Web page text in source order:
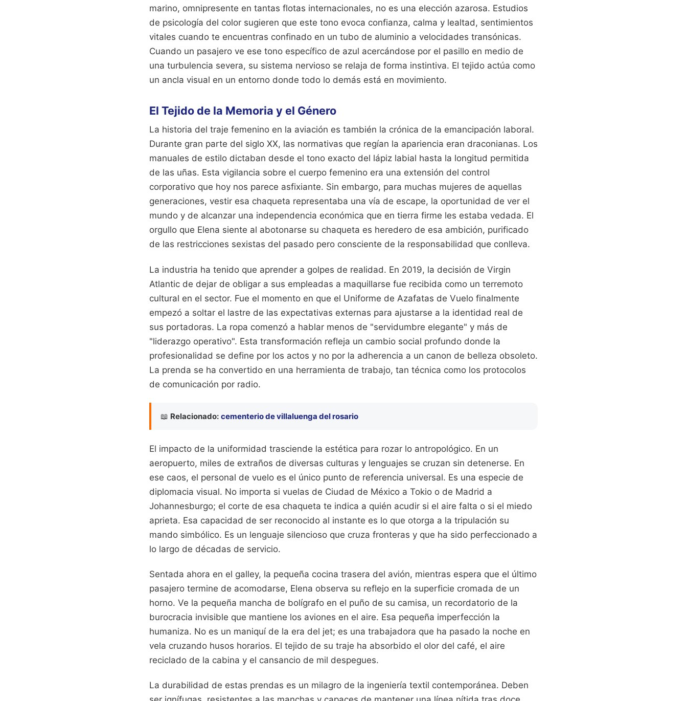
marino, omnipresente en tantas flotas internacionales, no es una elección azarosa. Estudios
de psicología del color sugieren que este tono evoca confianza, calma y lealtad, sentimientos
vitales cuando te encuentras confinado en un tubo de aluminio a velocidades transónicas.
Cuando un pasajero ve ese tono específico de azul acercándose por el pasillo en medio de
una turbulencia severa, su sistema nervioso se relaja de forma instintiva. El tejido actúa como
un ancla visual en un entorno donde todo lo demás está en movimiento.
El Tejido de la Memoria y el Género
La historia del traje femenino en la aviación es también la crónica de la emancipación laboral.
Durante gran parte del siglo XX, las normativas que regían la apariencia eran draconianas. Los
manuales de estilo dictaban desde el tono exacto del lápiz labial hasta la longitud permitida
de las uñas. Esta vigilancia sobre el cuerpo femenino era una extensión del control
corporativo que hoy nos parece asfixiante. Sin embargo, para muchas mujeres de aquellas
generaciones, vestir esa chaqueta representaba una vía de escape, la oportunidad de ver el
mundo y de alcanzar una independencia económica que en tierra firme les estaba vedada. El
orgullo que Elena siente al abotonarse su chaqueta es heredero de esa ambición, purificado
de las restricciones sexistas del pasado pero consciente de la responsabilidad que conlleva.
La industria ha tenido que aprender a golpes de realidad. En 2019, la decisión de Virgin
Atlantic de dejar de obligar a sus empleadas a maquillarse fue recibida como un terremoto
cultural en el sector. Fue el momento en que el Uniforme de Azafatas de Vuelo finalmente
empezó a soltar el lastre de las expectativas externas para ajustarse a la identidad real de
sus portadoras. La ropa comenzó a hablar menos de "servidumbre elegante" y más de
"liderazgo operativo". Esta transformación refleja un cambio social profundo donde la
profesionalidad se define por los actos y no por la adherencia a un canon de belleza obsoleto.
La prenda se ha convertido en una herramienta de trabajo, tan técnica como los protocolos
de comunicación por radio.
📖 Relacionado: cementerio de villaluenga del rosario
El impacto de la uniformidad trasciende la estética para rozar lo antropológico. En un
aeropuerto, miles de extraños de diversas culturas y lenguajes se cruzan sin detenerse. En
ese caos, el personal de vuelo es el único punto de referencia universal. Es una especie de
diplomacia visual. No importa si vuelas de Ciudad de México a Tokio o de Madrid a
Johannesburgo; el corte de esa chaqueta te indica a quién acudir si el aire falta o si el miedo
aprieta. Esa capacidad de ser reconocido al instante es lo que otorga a la tripulación su
mando simbólico. Es un lenguaje silencioso que cruza fronteras y que ha sido perfeccionado a
lo largo de décadas de servicio.
Sentada ahora en el galley, la pequeña cocina trasera del avión, mientras espera que el último
pasajero termine de acomodarse, Elena observa su reflejo en la superficie cromada de un
horno. Ve la pequeña mancha de bolígrafo en el puño de su camisa, un recordatorio de la
burocracia invisible que mantiene los aviones en el aire. Esa pequeña imperfección la
humaniza. No es un maniquí de la era del jet; es una trabajadora que ha pasado la noche en
vela cruzando husos horarios. El tejido de su traje ha absorbido el olor del café, el aire
reciclado de la cabina y el cansancio de mil despegues.
La durabilidad de estas prendas es un milagro de la ingeniería textil contemporánea. Deben